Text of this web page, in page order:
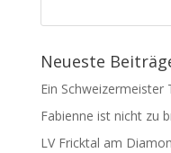
Neueste
Ein Schweizermeister
Fabienne ist nicht zu
LV Fricktal am